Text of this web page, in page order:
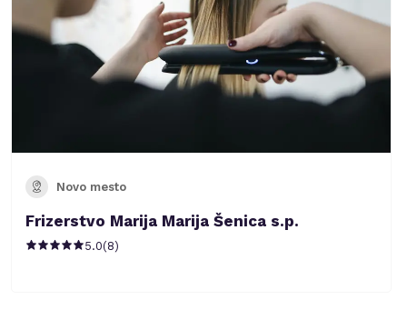
Novo mesto
Frizerstvo Marija Marija Šenica s.p.
5.0(8)